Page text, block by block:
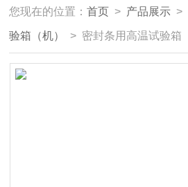
您现在的位置：首页 > 产品展示 >
验箱（机） > 密封条用高温试验箱